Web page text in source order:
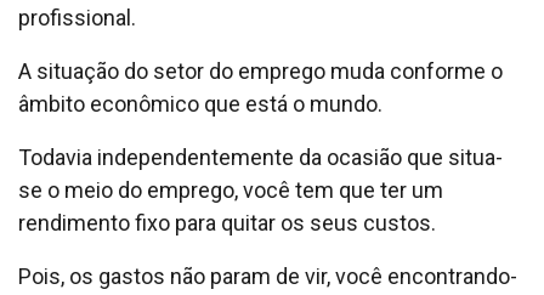
profissional.
A situação do setor do emprego muda conforme o
âmbito econômico que está o mundo.
Todavia independentemente da ocasião que situa-
se o meio do emprego, você tem que ter um
rendimento fixo para quitar os seus custos.
Pois, os gastos não param de vir, você encontrando-